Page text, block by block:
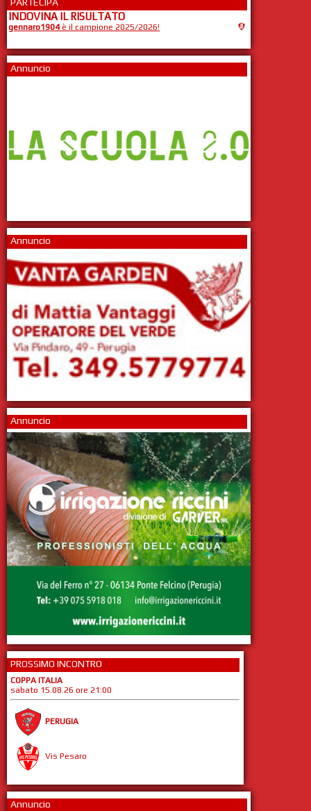
INDOVINA IL RISULTATO
gennaro1904è il campione 2025/2026!
Annuncio
Annuncio
Annuncio
PROSSIMO INCONTRO
COPPA ITALIA
sabato 15.08.26 ore 21:00
PERUGIA
Vis Pesaro
Annuncio